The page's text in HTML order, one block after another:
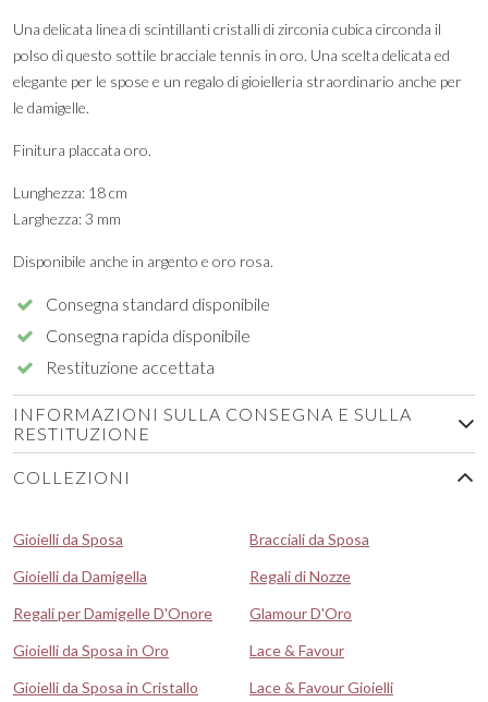
Una delicata linea di scintillanti cristalli di zirconia cubica circonda il
polso di questo sottile bracciale tennis in oro. Una scelta delicata ed
elegante per le spose e un regalo di gioielleria straordinario anche per
le damigelle.
Finitura placcata oro.
Lunghezza: 18 cm
Larghezza: 3 mm
Disponibile anche in argento e oro rosa.
Consegna standard disponibile
Consegna rapida disponibile
Restituzione accettata
INFORMAZIONI SULLA CONSEGNA E SULLA
RESTITUZIONE
COLLEZIONI
Gioielli da Sposa
Bracciali da Sposa
Gioielli da Damigella
Regali di Nozze
Regali per Damigelle D'Onore
Glamour D'Oro
Gioielli da Sposa in Oro
Lace & Favour
Gioielli da Sposa in Cristallo
Lace & Favour Gioielli